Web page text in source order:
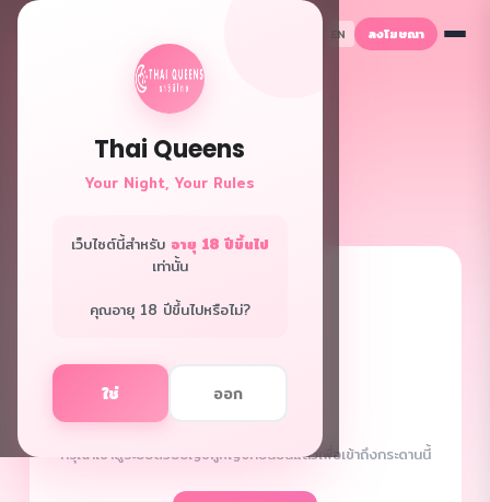
Thai Queens
Your Night, Your Rules
เว็บไซต์นี้สำหรับ อายุ 18 ปีขึ้นไป
เท่านั้น
คุณอายุ 18 ปีขึ้นไปหรือไม่?
ใช่ ออก
EN ลงโฆษณา
🔒
กรุณาเข้าสู่ระบบด้วยบัญชีผู้หญิงที่ยืนยันแล้วเพื่อเข้าถึงกระดานนี้